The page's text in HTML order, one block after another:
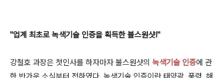
"업계 최초로 녹색기술 인증을 획득한 불스원샷!"
강철호 과장은 첫인사를 하자마자 불스원샷의 녹색기술 인증에 관
한 반가운 소식부터 전하였다. 녹색기술 인증이란 태양광, 풍력, 해